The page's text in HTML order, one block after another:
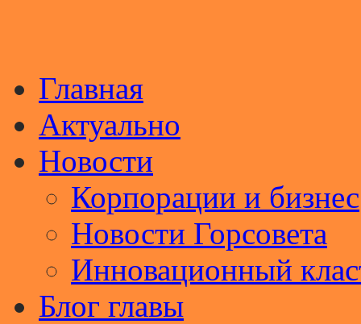
Главная
Актуально
Новости
Корпорации и бизнес
Новости Горсовета
Инновационный
Блог главы